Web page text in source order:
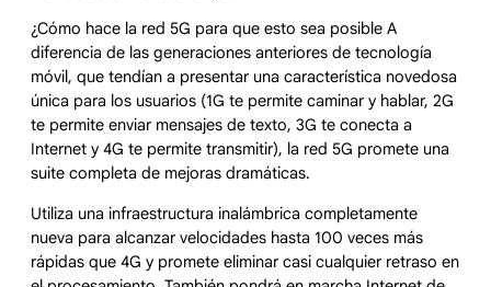
¿Cómo hace la red 5G para que esto sea posible A
diferencia de las generaciones anteriores de tecnología
móvil, que tendían a presentar una característica novedosa
única para los usuarios (1G te permite caminar y hablar, 2G
te permite enviar mensajes de texto, 3G te conecta a
Internet y 4G te permite transmitir), la red 5G promete una
suite completa de mejoras dramáticas.
Utiliza una infraestructura inalámbrica completamente
nueva para alcanzar velocidades hasta 100 veces más
rápidas que 4G y promete eliminar casi cualquier retraso en